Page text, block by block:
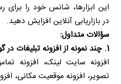
این ابزارها، شانس خود را
در بازاریابی آنلاین افزایش دهید.
سؤالات متداول:
1. چند نمونه از افزونه‌ تبلیغات در گوگل را نام ببرید.
تصویر، افزونه موقعیت مکانی،